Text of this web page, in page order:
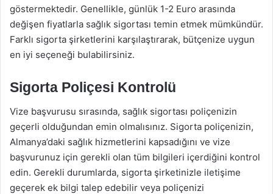
göstermektedir. Genellikle, günlük 1-2 Euro arasında
değişen fiyatlarla sağlık sigortası temin etmek mümkündür.
Farklı sigorta şirketlerini karşılaştırarak, bütçenize uygun
en iyi seçeneği bulabilirsiniz.
Sigorta Poliçesi Kontrolü
Vize başvurusu sırasında, sağlık sigortası poliçenizin
geçerli olduğundan emin olmalısınız. Sigorta poliçenizin,
Almanya’daki sağlık hizmetlerini kapsadığını ve vize
başvurunuz için gerekli olan tüm bilgileri içerdiğini kontrol
edin. Gerekli durumlarda, sigorta şirketinizle iletişime
geçerek ek bilgi talep edebilir veya poliçenizi